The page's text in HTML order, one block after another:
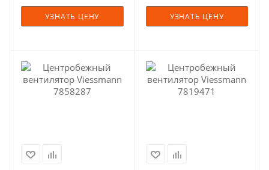
УЗНАТЬ ЦЕНУ УЗНАТЬ ЦЕНУ